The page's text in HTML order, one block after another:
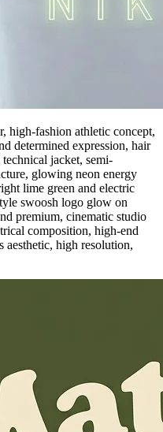
high-fashion athletic concept,
determined expression, hair
jacket, semi-
glowing neon energy
lime green and electric
swoosh logo glow on
premium, cinematic studio
composition, high-end
aesthetic, high resolution,